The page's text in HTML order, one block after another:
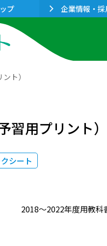
プ 企業情報・採
ト）
習用プリント）
シート
2018～2022年度用教科